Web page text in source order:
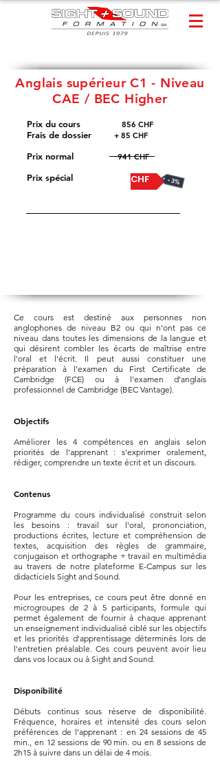
Anglais supérieur C1 - Niveau
CAE / BEC Higher
Prix du cours 856 CHF
Frais de dossier + 85 CHF
Prix normal941 CHF
Prix spécial 913 CHF
Ce cours est destiné aux personnes non
anglophones de niveau B2 ou qui n’ont pas ce
niveau dans toutes les dimensions de la langue et
qui désirent combler les écarts de maîtrise entre
l'oral et l'écrit. Il peut aussi constituer une
préparation à l’examen du First Certificate de
Cambridge (FCE) ou à l'examen d’anglais
professionnel de Cambridge (BEC Vantage).
Objectifs
Améliorer les 4 compétences en anglais selon
priorités de l’apprenant : s'exprimer oralement,
rédiger, comprendre un texte écrit et un discours.
Contenus
Programme du cours individualisé construit selon
les besoins : travail sur l'oral, prononciation,
productions écrites, lecture et compréhension de
textes, acquisition des règles de grammaire,
conjugaison et orthographe + travail en multimédia
au travers de notre plateforme E-Campus sur les
didacticiels Sight and Sound.
Pour les entreprises, ce cours peut être donné en
microgroupes de 2 à 5 participants, formule qui
permet également de fournir à chaque apprenant
un enseignement individualisé ciblé sur les objectifs
et les priorités d'apprentissage déterminés lors de
l'entretien préalable.Ces cours peuvent avoir lieu
dans vos locaux ou à Sight and Sound.
Disponibilité
Débuts continus sous réserve de disponibilité.
Fréquence, horaires et intensité des cours selon
préférences de l’apprenant : en 24 sessions de 45
min., en 12 sessions de 90 min. ou en 8 sessions de
2h15 à suivre dans un délai de 4 mois.